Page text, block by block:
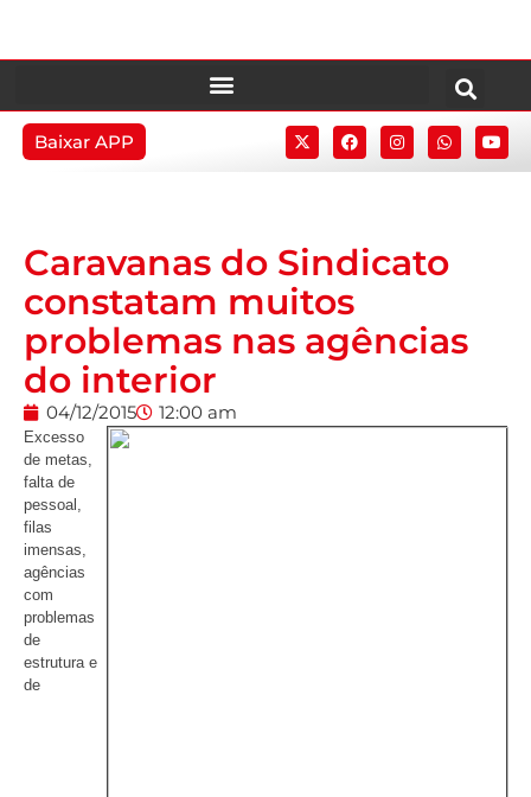
Baixar APP
Caravanas do Sindicato
constatam muitos
problemas nas agências
do interior
04/12/2015 12:00 am
Excesso
de metas,
falta de
pessoal,
filas
imensas,
agências
com
problemas
de
estrutura e
de